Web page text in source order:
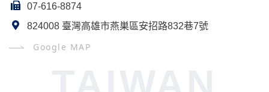
07-616-8874
824008 臺灣高雄市燕巣區安招路832巷7號
Google MAP